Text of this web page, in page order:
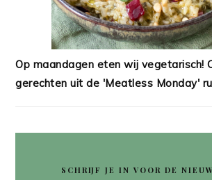
Op maandagen eten wij vegetarisch!
gerechten uit de 'Meatless Monday'
SCHRIJF JE IN VOOR DE